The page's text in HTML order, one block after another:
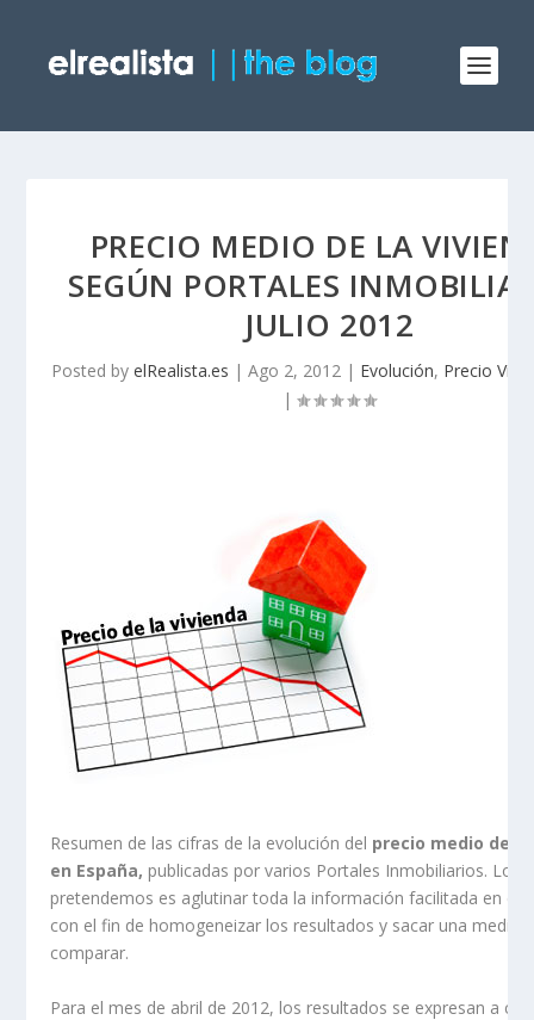
PRECIO MEDIO DE LA
SEGÚN PORTALES
JULIO 2012
Posted by elRealista.es | Ago 2, 2012| Evolución, Precio
|
Resumen de las cifras de la evolución del precio medio de
en España, publicadas por varios Portales Inmobiliarios. Lo
pretendemos es aglutinar toda la información facilitada en
con el fin de homogeneizar los resultados y sacar una media
comparar.
Para el mes de abril de 2012, los resultados se expresan a